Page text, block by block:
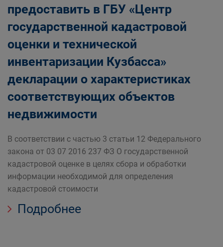
предоставить в ГБУ «Центр
государственной кадастровой
оценки и технической
инвентаризации Кузбасса»
декларации о характеристиках
соответствующих объектов
недвижимости
В соответствии с частью 3 статьи 12 Федерального
закона от 03 07 2016 237 ФЗ О государственной
кадастровой оценке в целях сбора и обработки
информации необходимой для определения
кадастровой стоимости
Подробнее